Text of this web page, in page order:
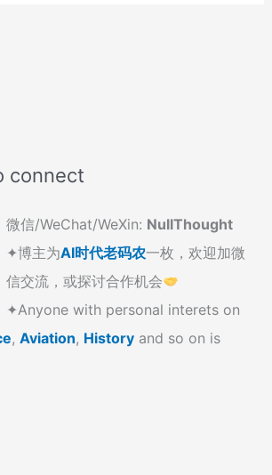
connect
微信/WeChat/WeXin: NullThought
✦博主为AI时代老码农一枚，欢迎加微
信交流，或探讨合作机会
✦Anyone with personal interets on
, Aviation, History and so on is